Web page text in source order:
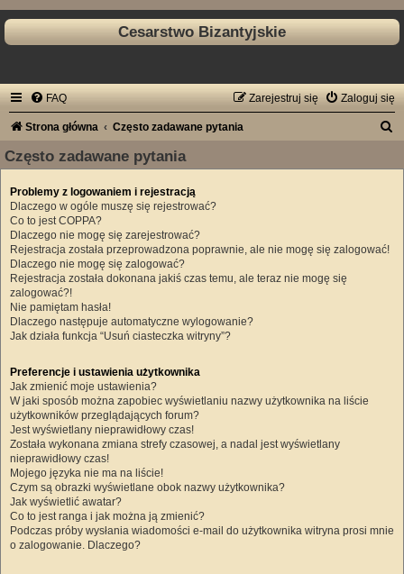
Cesarstwo Bizantyjskie
FAQ Zaloguj się
Zarejestruj się
Strona główna Często zadawane pytania
u
Często zadawane pytania
Problemy z logowaniem i rejestracją
Dlaczego w ogóle muszę się rejestrować?
Co to jest COPPA?
Dlaczego nie mogę się zarejestrować?
Rejestracja została przeprowadzona poprawnie, ale nie mogę się zalogować!
Dlaczego nie mogę się zalogować?
Rejestracja została dokonana jakiś czas temu, ale teraz nie mogę się
zalogować?!
Nie pamiętam hasła!
Dlaczego następuje automatyczne wylogowanie?
Jak działa funkcja “Usuń ciasteczka witryny”?
Preferencje i ustawienia użytkownika
Jak zmienić moje ustawienia?
W jaki sposób można zapobiec wyświetlaniu nazwy użytkownika na liście
użytkowników przeglądających forum?
Jest wyświetlany nieprawidłowy czas!
Została wykonana zmiana strefy czasowej, a nadal jest wyświetlany
nieprawidłowy czas!
Mojego języka nie ma na liście!
Czym są obrazki wyświetlane obok nazwy użytkownika?
Jak wyświetlić awatar?
Co to jest ranga i jak można ją zmienić?
Podczas próby wysłania wiadomości e-mail do użytkownika witryna prosi mnie
o zalogowanie. Dlaczego?